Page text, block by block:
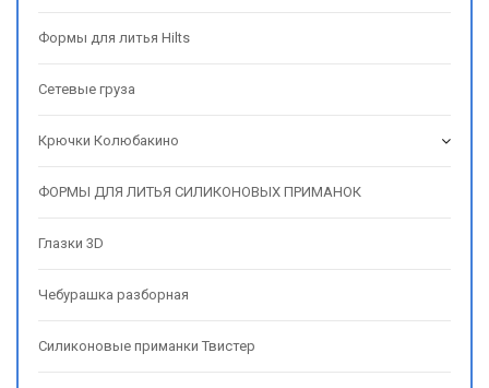
Формы для литья Hilts
Сетевые груза
Крючки Колюбакино
ФОРМЫ ДЛЯ ЛИТЬЯ СИЛИКОНОВЫХ ПРИМАНОК
Глазки 3D
Чебурашка разборная
Силиконовые приманки Твистер